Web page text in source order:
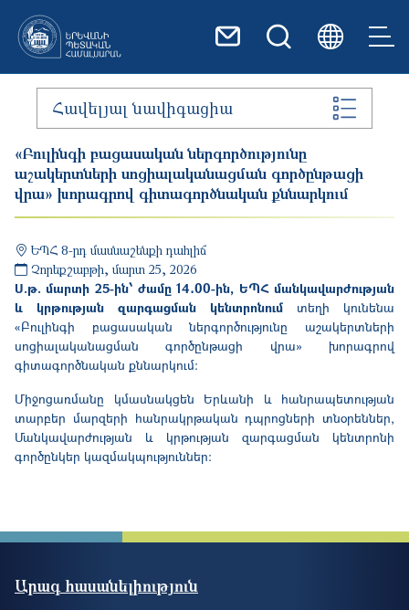
Հավելյալ նավիգացիա
«Բուլինգի բացասական ներգործությունը
աշակերտների սոցիալականացման գործընթացի
վրա» խորագրով գիտագործնական քննարկում
ԵՊՀ 8-րդ մասնաշենքի դահլիճ
Չորեքշաբթի, մարտ 25, 2026
Ս.թ. մարտի 25-ին՝ ժամը 14․00-ին, ԵՊՀ մանկավարժության
և կրթության զարգացման կենտրոնում տեղի կունենա
«Բուլինգի բացասական ներգործությունը աշակերտների
սոցիալականացման գործընթացի վրա» խորագրով
գիտագործնական քննարկում։
Միջոցառմանը կմասնակցեն Երևանի և հանրապետության
տարբեր մարզերի հանրակրթական դպրոցների տնօրեններ,
Մանկավարժության և կրթության զարգացման կենտրոնի
գործընկեր կազմակպություններ։
Արագ հասանելիություն